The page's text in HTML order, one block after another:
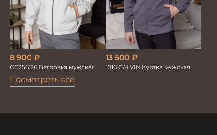
Посмотреть все
8 900 ₽
СС256126 Ветровка мужская
13 500 ₽
1016 CALVIN Куртка мужская